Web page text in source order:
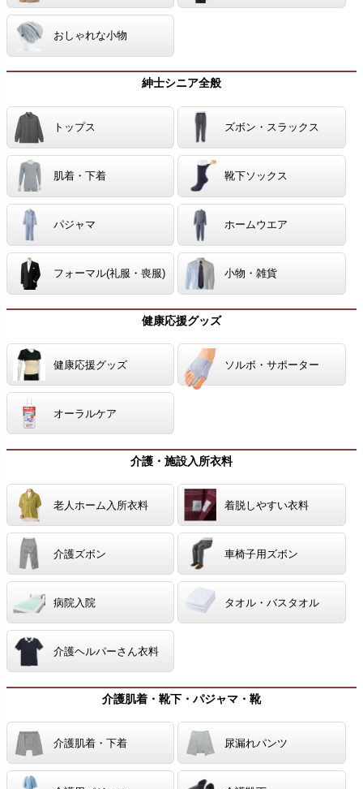
おしゃれな小物
紳士シニア全般
トップス ズボン・スラックス
肌着・下着 靴下ソックス
パジャマ ホームウエア
フォーマル(礼服・喪服) 小物・雑貨
健康応援グッズ
健康応援グッズ ソルボ・サポーター
オーラルケア
介護・施設入所衣料
老人ホーム入所衣料 着脱しやすい衣料
介護ズボン 車椅子用ズボン
病院入院 タオル・バスタオル
介護ヘルパーさん衣料
介護肌着・靴下・パジャマ・靴
介護肌着・下着 尿漏れパンツ